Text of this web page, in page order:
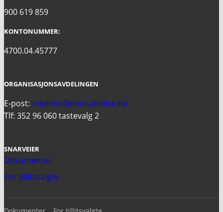
900 619 859
KONTONUMMER:
4700.04.45777
ORGANISASJONSAVDELINGEN
E-post: medlem@mentalhelse.no
Tlf: 352 96 060 tastevalg 2
SNARVEIER
Dokumenter
For tillitsvalgte